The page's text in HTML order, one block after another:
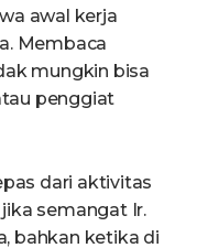
awal kerja
Membaca
mungkin bisa
penggiat
dari aktivitas
semangat Ir.
bahkan ketika di